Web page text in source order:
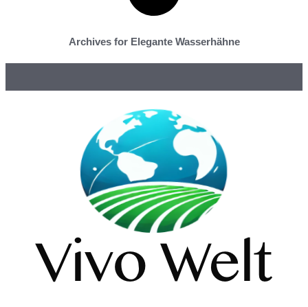
Archives for Elegante Wasserhähne